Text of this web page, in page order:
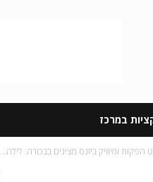
במרכז
ומיוזיק ביזנס מציגים בבכורה: לילה...